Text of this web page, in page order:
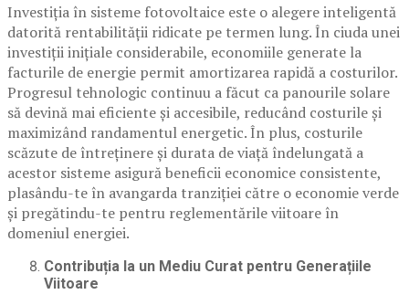
Investiția în sisteme fotovoltaice este o alegere inteligentă
datorită rentabilității ridicate pe termen lung. În ciuda unei
investiții inițiale considerabile, economiile generate la
facturile de energie permit amortizarea rapidă a costurilor.
Progresul tehnologic continuu a făcut ca panourile solare
să devină mai eficiente și accesibile, reducând costurile și
maximizând randamentul energetic. În plus, costurile
scăzute de întreținere și durata de viață îndelungată a
acestor sisteme asigură beneficii economice consistente,
plasându-te în avangarda tranziției către o economie verde
și pregătindu-te pentru reglementările viitoare în
domeniul energiei.
Contribuția la un Mediu Curat pentru Generațiile
Viitoare